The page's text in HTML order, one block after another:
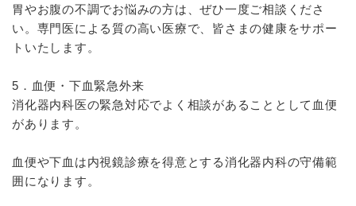
胃やお腹の不調でお悩みの方は、ぜひ一度ご相談くださ
い。専門医による質の高い医療で、皆さまの健康をサポー
トいたします。
5．血便・下血緊急外来
消化器内科医の緊急対応でよく相談があることとして血便
があります。
血便や下血は内視鏡診療を得意とする消化器内科の守備範
囲になります。